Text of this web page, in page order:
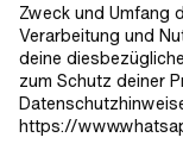
Zweck und Umfang
Verarbeitung und
deine
zum Schutz deiner
https://